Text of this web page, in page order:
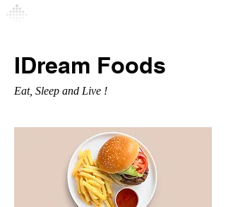
IDream Foods
Eat, Sleep and Live !